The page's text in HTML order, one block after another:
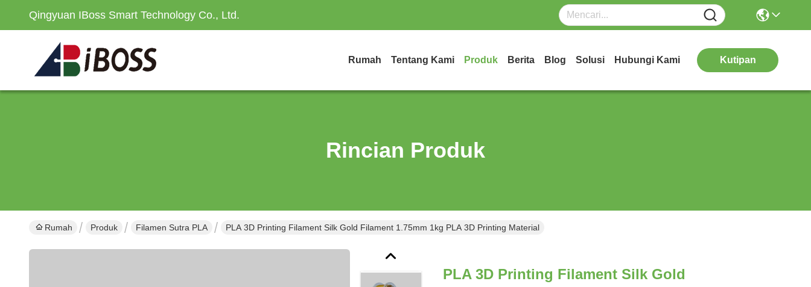
Qingyuan IBoss Smart Technology Co., Ltd.
Rumah Tentang Kami Produk Berita Blog Solusi Hubungi Kami Kutipan
Rincian Produk
Rumah Produk Filamen Sutra PLA PLA 3D Printing Filament Silk Gold Filament 1.75mm 1kg PLA 3D Printing Material
PLA 3D Printing Filament Silk Gold